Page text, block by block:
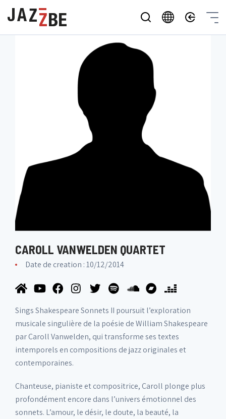
CAROLL VANWELDEN QUARTET
Date de creation : 10/12/2014
Sings Shakespeare Sonnets II poursuit l’exploration
musicale singulière de la poésie de William Shakespeare
par Caroll Vanwelden, qui transforme ses textes
intemporels en compositions de jazz originales et
contemporaines.
Chanteuse, pianiste et compositrice, Caroll plonge plus
profondément encore dans l’univers émotionnel des
sonnets. L’amour, le désir, le doute, la beauté, la